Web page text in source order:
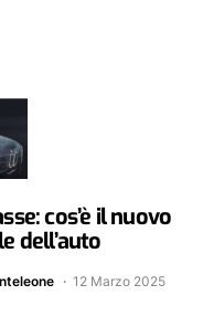
cos’è il nuovo
dell’auto
12 Marzo 2025